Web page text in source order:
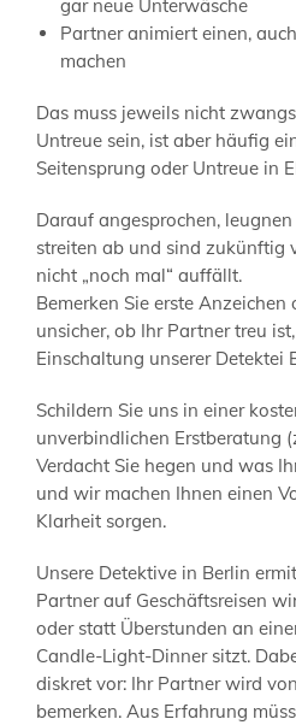
gar neue Unterwäsche
Partner animiert einen,
machen
Das muss jeweils nicht
Untreue sein, ist aber häufig
Seitensprung oder Untreue in
Darauf angesprochen,
streiten ab und sind zukünftig
nicht „noch mal“ auffällt.
Bemerken Sie erste
unsicher, ob Ihr Partner treu
Einschaltung unserer Detektei
Schildern Sie uns in einer
unverbindlichen Erstberatung
Verdacht Sie hegen und was
und wir machen Ihnen einen
Klarheit sorgen.
Unsere Detektive in Berlin
Partner auf Geschäftsreisen
oder statt Überstunden an
Candle-Light-Dinner sitzt.
diskret vor: Ihr Partner wird
bemerken. Aus Erfahrung